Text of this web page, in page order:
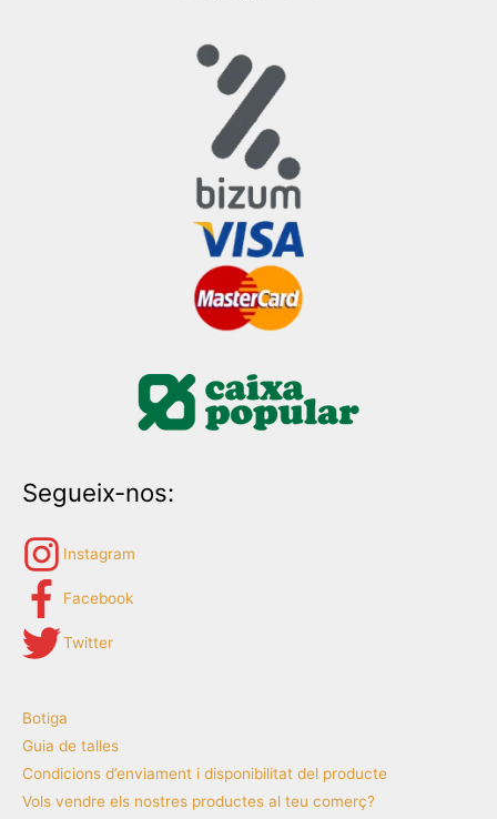
Segueix-nos:
Instagram
Facebook
Twitter
Botiga
Guia de talles
Condicions d’enviament i disponibilitat del producte
Vols vendre els nostres productes al teu comerç?